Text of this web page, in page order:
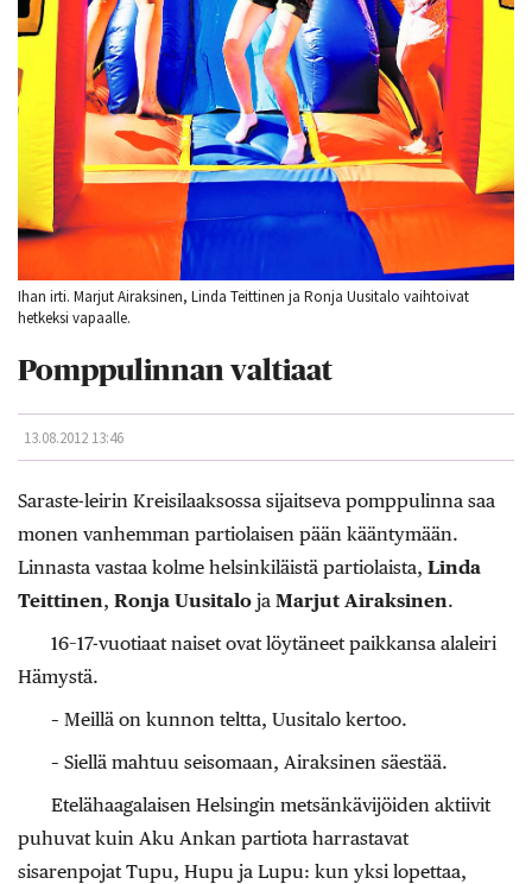
Ihan irti. Marjut Airaksinen, Linda Teittinen ja Ronja Uusitalo vaihtoivat
hetkeksi vapaalle.
Pomppulinnan valtiaat
13.08.2012 13:46
Saraste-leirin Kreisilaaksossa sijaitseva pomppulinna saa
monen vanhemman partiolaisen pään kääntymään.
Linnasta vastaa kolme helsinkiläistä partiolaista, Linda
Teittinen, Ronja Uusitalo ja Marjut Airaksinen.
16–17-vuotiaat naiset ovat löytäneet paikkansa alaleiri
Hämystä.
– Meillä on kunnon teltta, Uusitalo kertoo.
– Siellä mahtuu seisomaan, Airaksinen säestää.
Etelähaagalaisen Helsingin metsänkävijöiden aktiivit
puhuvat kuin Aku Ankan partiota harrastavat
sisarenpojat Tupu, Hupu ja Lupu: kun yksi lopettaa,